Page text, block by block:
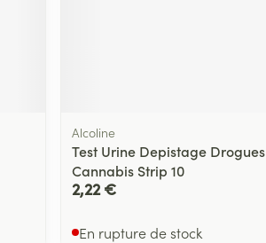
Alcoline
Test Urine Depistage Drogues
Cannabis Strip 10
2,22 €
En rupture de stock